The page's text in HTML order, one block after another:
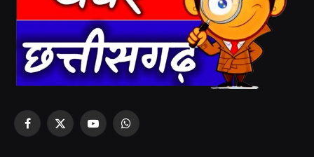
Facebook
X
YouTubeWhatsApp